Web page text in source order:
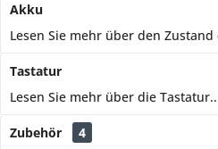
Akku
Lesen Sie mehr über den Zustand
Tastatur
Lesen Sie mehr über die
Zubehör 4